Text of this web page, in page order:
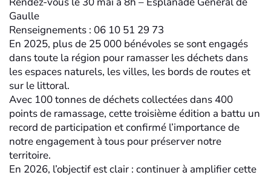
Gaulle
Renseignements : 06 10 51 29 73
En 2025, plus de 25 000 bénévoles se sont engagés
dans toute la région pour ramasser les déchets dans
les espaces naturels, les villes, les bords de routes et
sur le littoral.
Avec 100 tonnes de déchets collectées dans 400
points de ramassage, cette troisième édition a battu un
record de participation et confirmé l’importance de
notre engagement à tous pour préserver notre
territoire.
En 2026, l’objectif est clair : continuer à amplifier cette